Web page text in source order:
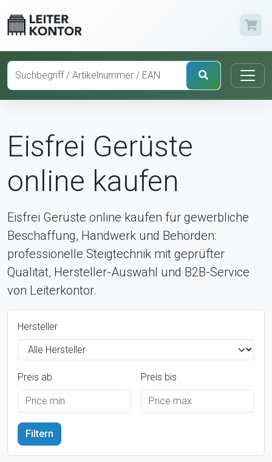
Eisfrei Gerüste
online kaufen
Eisfrei Gerüste online kaufen für gewerbliche
Beschaffung, Handwerk und Behörden:
professionelle Steigtechnik mit geprüfter
Qualität, Hersteller-Auswahl und B2B-Service
von Leiterkontor.
Hersteller
Preis ab Preis bis